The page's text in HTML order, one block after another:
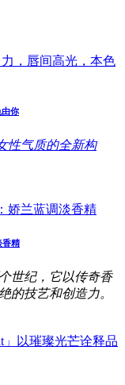
由你
性气质的全新构
香精
世纪，它以传奇香
的技艺和创造力。